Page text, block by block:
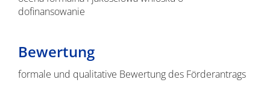
dofinansowanie
Bewertung
formale und qualitative Bewertung des Förderantrags